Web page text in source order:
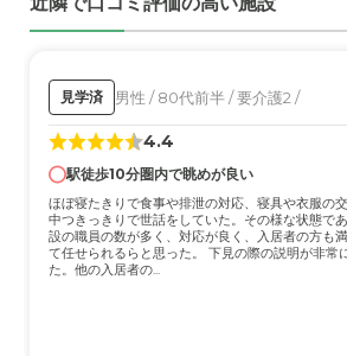
細かく食事を管理してくださってい
さらに、訪問の歯医者さんや訪問診
けられるという点は、非常に大きな
高齢になると体調が変化しやすく、
きくなります。施設内で必要な医療
られることで、わざわざ外の病院に
も省けますし、住み慣れた場所で安
けられるのは、入居者本人にとって
ことなく、元気に過ごせているのは
見学済 男性 / 80代前半 / 要介護2 /
4.4
駅徒歩10分圏内で眺めが良い
ほぼ寝たきりで食事や排泄の対応、寝具や衣服の
中つきっきりで世話をしていた。その様な状態で
設の職員の数が多く、対応が良く、入居者の方も
て任せられるらと思った。 下見の際の説明が非常
た。他の入居者の...